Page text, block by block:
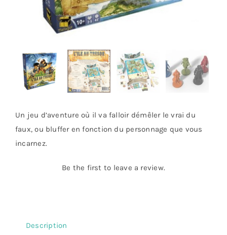
Un jeu d’aventure où il va falloir démêler le vrai du
faux, ou bluffer en fonction du personnage que vous
incarnez.
Be the first to leave a review.
Description